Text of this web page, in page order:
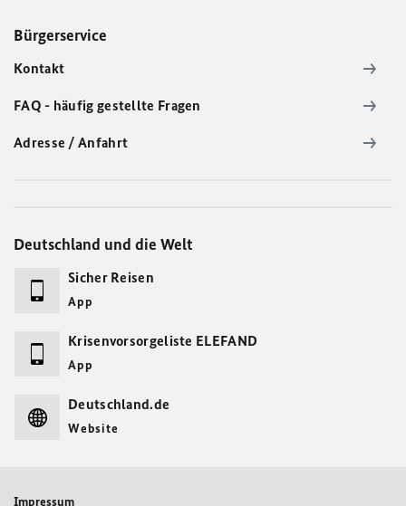
Bürgerservice
Kontakt
FAQ - häufig gestellte Fragen
Adresse / Anfahrt
Deutschland und die Welt
Sicher Reisen
App
Krisenvorsorgeliste ELEFAND
App
Deutschland.de
Website
Impressum